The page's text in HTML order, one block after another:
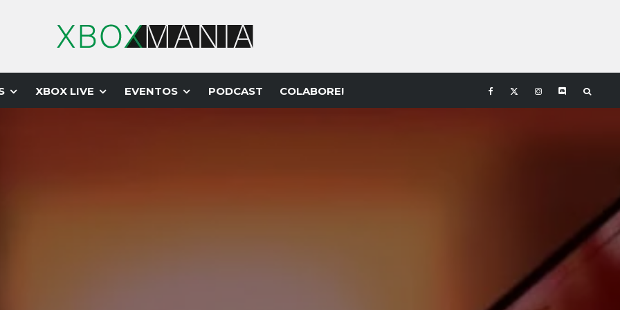
XBOX LIVE EVENTOS PODCAST COLABORE!